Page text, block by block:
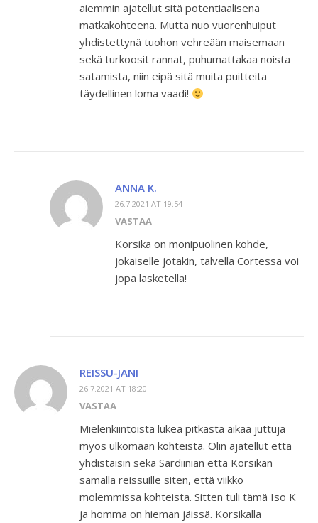
aiemmin ajatellut sitä potentiaalisena
matkakohteena. Mutta nuo vuorenhuiput
yhdistettynä tuohon vehreään maisemaan
sekä turkoosit rannat, puhumattakaa noista
satamista, niin eipä sitä muita puitteita
täydellinen loma vaadi!
ANNA K.
26.7.2021 AT 19:54
VASTAA
Korsika on monipuolinen kohde,
jokaiselle jotakin, talvella Cortessa voi
jopa lasketella!
REISSU-JANI
26.7.2021 AT 18:20
VASTAA
Mielenkiintoista lukea pitkästä aikaa juttuja
myös ulkomaan kohteista. Olin ajatellut että
yhdistäisin sekä Sardiinian että Korsikan
samalla reissuille siten, että viikko
molemmissa kohteista. Sitten tuli tämä Iso K
ja homma on hieman jäissä. Korsikalla